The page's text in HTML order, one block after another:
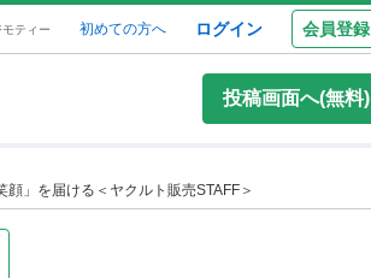
ティー 初めての方へ ログイン 会員登録
投稿画面へ(無料)
」を届ける＜ヤクルト販売STAFF＞